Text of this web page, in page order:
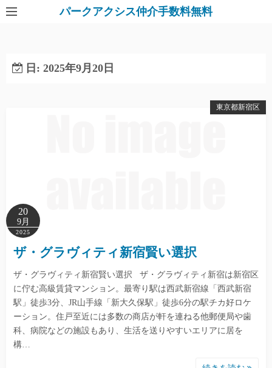
パークアクシス仲介手数料無料
日: 2025年9月20日
東京都新宿区
20
9月
2025
ザ・グラヴィティ新宿賢い選択
ザ・グラヴィティ新宿賢い選択 ザ・グラヴィティ新宿は新宿区
に佇む高級賃貸マンション。最寄り駅は西武新宿線「西武新宿
駅」徒歩3分、JR山手線「新大久保駅」徒歩6分の駅チカ好ロケ
ーション。住戸至近には多数の商店が軒を連ねる他郵便局や歯
科、病院などの施設もあり、生活を送りやすいエリアに居を
構…